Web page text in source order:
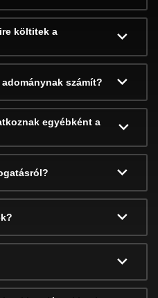
költitek a
számít?
egyébként a